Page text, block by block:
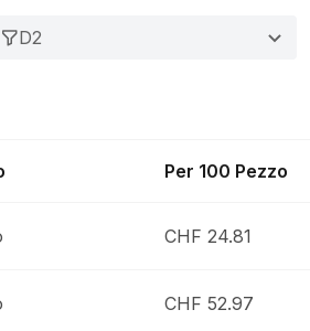
D2
Per 100 Pezzo
CHF 24.81
CHF 52.97